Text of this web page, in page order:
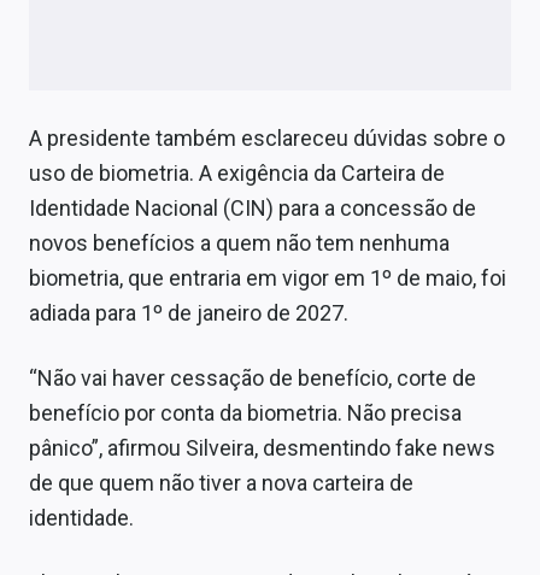
A presidente também esclareceu dúvidas sobre o
uso de biometria. A exigência da Carteira de
Identidade Nacional (CIN) para a concessão de
novos benefícios a quem não tem nenhuma
biometria, que entraria em vigor em 1º de maio, foi
adiada para 1º de janeiro de 2027.
“Não vai haver cessação de benefício, corte de
benefício por conta da biometria. Não precisa
pânico”, afirmou Silveira, desmentindo fake news
de que quem não tiver a nova carteira de
identidade.